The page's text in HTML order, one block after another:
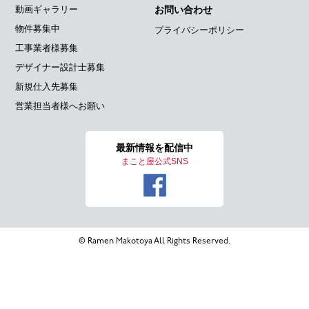
動画ギャラリー
物件募集中
工事業者様募集
デザイナー設計士募集
新規仕入先募集
営業担当者様へお願い
お問い合わせ
プライバシーポリシー
最新情報を配信中
まこと屋公式SNS
© Ramen Makotoya All Rights Reserved.